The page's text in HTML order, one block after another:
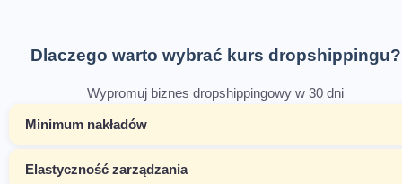
Dlaczego warto wybrać kurs dropshippingu?
Wypromuj biznes dropshippingowy w 30 dni
Minimum nakładów
Elastyczność zarządzania